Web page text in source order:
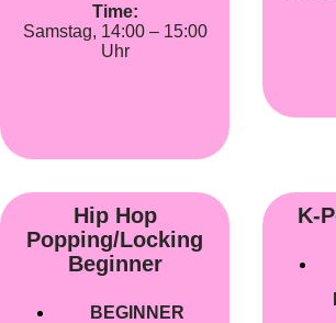
Time:
Samstag, 14:00 – 15:00
Uhr
Hip Hop
Popping/Locking
Beginner
BEGINNER
K-